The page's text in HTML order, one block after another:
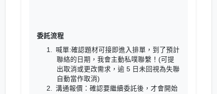
委託流程
喊單:確認題材可接即進入排單，到了預計
聯絡的日期，我會主動私噗聯繫！(可提
出取消或更改需求，逾 5 日未回視為失聯
自動當作取消)
溝通報價：確認要繼續委託後，才會開始